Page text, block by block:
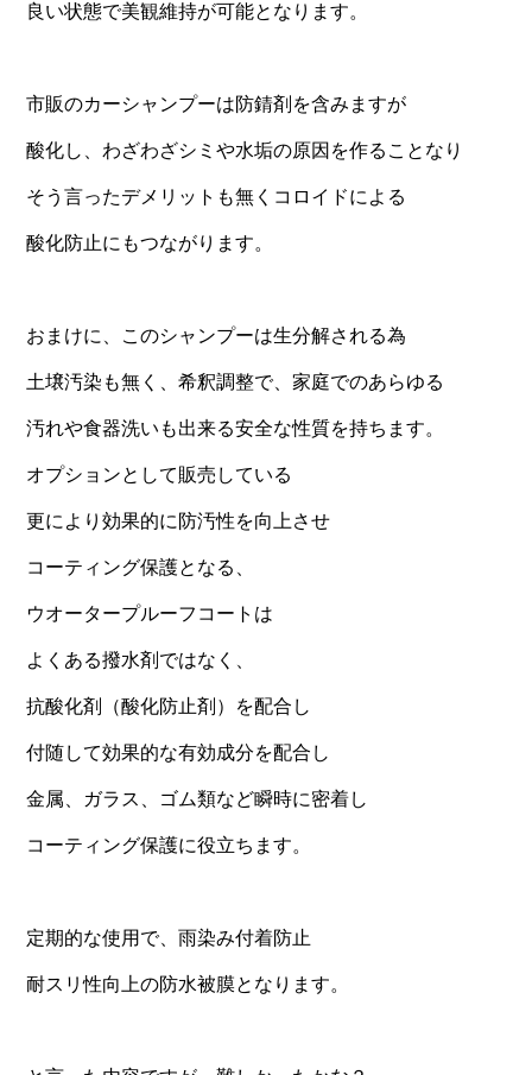
良い状態で美観維持が可能となります。
市販のカーシャンプーは防錆剤を含みますが
酸化し、わざわざシミや水垢の原因を作ることなり
そう言ったデメリットも無くコロイドによる
酸化防止にもつながります。
おまけに、このシャンプーは生分解される為
土壌汚染も無く、希釈調整で、家庭でのあらゆる
汚れや食器洗いも出来る安全な性質を持ちます。
オプションとして販売している
更により効果的に防汚性を向上させ
コーティング保護となる、
ウオータープルーフコートは
よくある撥水剤ではなく、
抗酸化剤（酸化防止剤）を配合し
付随して効果的な有効成分を配合し
金属、ガラス、ゴム類など瞬時に密着し
コーティング保護に役立ちます。
定期的な使用で、雨染み付着防止
耐スリ性向上の防水被膜となります。